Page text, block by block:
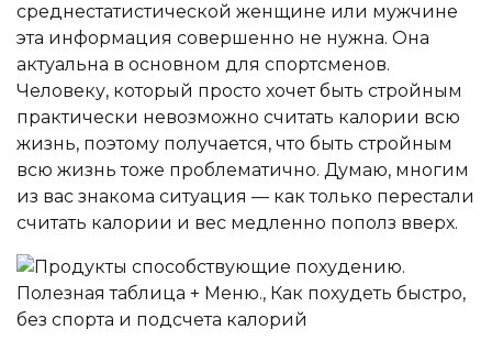
среднестатистической женщине или мужчине
эта информация совершенно не нужна. Она
актуальна в основном для спортсменов.
Человеку, который просто хочет быть стройным
практически невозможно считать калории всю
жизнь, поэтому получается, что быть стройным
всю жизнь тоже проблематично. Думаю, многим
из вас знакома ситуация — как только перестали
считать калории и вес медленно пополз вверх.